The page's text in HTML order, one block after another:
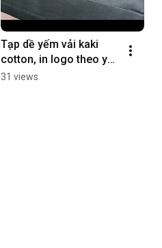
Tạp dề yếm vải kaki
cotton, in logo theo yêu
cầu | Đồng phục Song
31 views